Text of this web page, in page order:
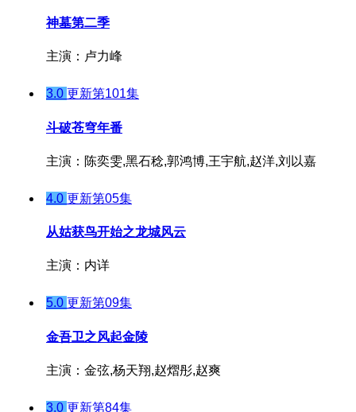
神墓第二季
主演：卢力峰
3.0 更新第101集
斗破苍穹年番
主演：陈奕雯,黑石稔,郭鸿博,王宇航,赵洋,刘以嘉
4.0 更新第05集
从姑获鸟开始之龙城风云
主演：内详
5.0 更新第09集
金吾卫之风起金陵
主演：金弦,杨天翔,赵熠彤,赵爽
3.0 更新第84集